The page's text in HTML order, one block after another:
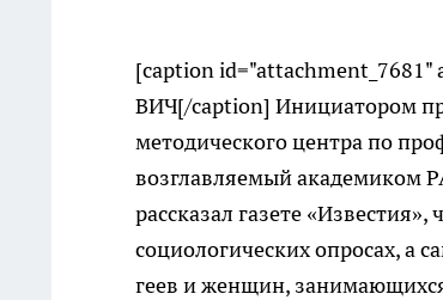
[caption
ВИЧ[/caption] Инициатором
методического центра по
возглавляемый академиком
рассказал газете
социологических опросах, а
геев и женщин,